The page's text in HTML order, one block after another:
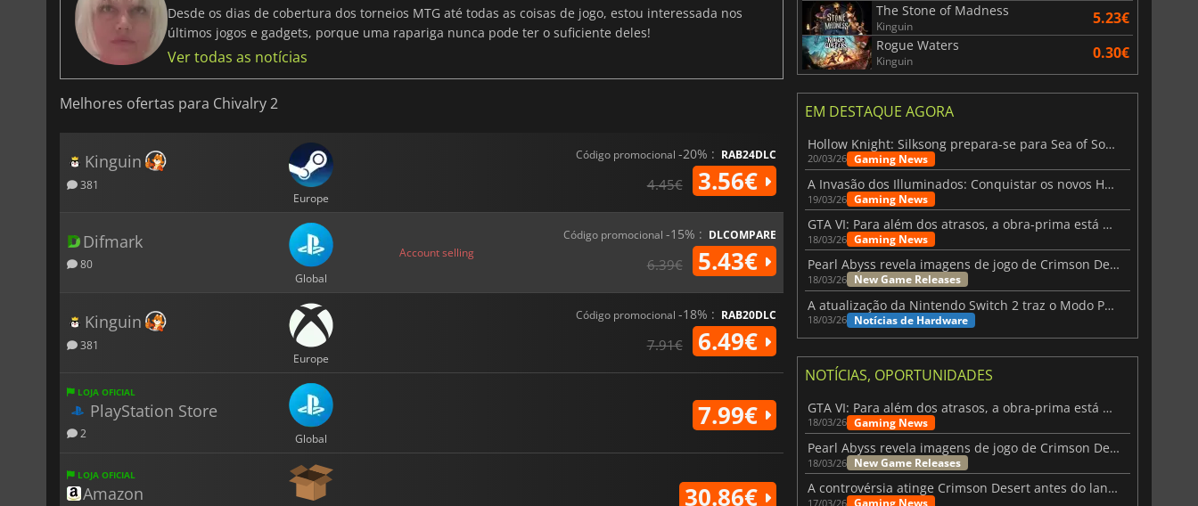
Desde os dias de cobertura dos torneios MTG até todas as coisas de jogo, estou interessada nos
últimos jogos e gadgets, porque uma rapariga nunca pode ter o suficiente deles!
Ver todas as notícias
Melhores ofertas para Chivalry 2
Kinguin
381
Europe
Código promocional -20% : RAB24DLC
4.45€ 3.56€
Difmark
80
Global
Account selling
Código promocional -15% : DLCOMPARE
6.39€ 5.43€
Kinguin
381
Europe
Código promocional -18% : RAB20DLC
7.91€ 6.49€
LOJA OFICIAL
PlayStation Store
2 Global
7.99€
LOJA OFICIAL
Amazon 30.86€
The Stone of Madness
Kinguin 5.23€
Rogue Waters
Kinguin 0.30€
EM DESTAQUE AGORA
Hollow Knight: Silksong prepara-se para Sea of Sorrow com um patch
20/03/26 Gaming News
A Invasão dos Illuminados: Conquistar os novos Helldivers 2 Atualização!
19/03/26 Gaming News
GTA VI: Para além dos atrasos, a obra-prima está quase a chegar
18/03/26 Gaming News
Pearl Abyss revela imagens de jogo de Crimson Desert para a PS5
18/03/26 New Game Releases
A atualização da Nintendo Switch 2 traz o Modo Portátil aos jogos mais antigos da Switch
18/03/26 Notícias de Hardware
NOTÍCIAS, OPORTUNIDADES
GTA VI: Para além dos atrasos, a obra-prima está quase a chegar
18/03/26 Gaming News
Pearl Abyss revela imagens de jogo de Crimson Desert para a PS5
18/03/26 New Game Releases
A controvérsia atinge Crimson Desert antes do lançamento
17/03/26